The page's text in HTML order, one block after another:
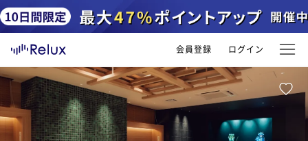
会員登録 ログイン